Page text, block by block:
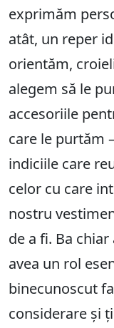
exprimăm
atât, un reper
orientăm,
alegem să le
accesoriile
care le purtăm
indiciile care
celor cu care
nostru
de a fi. Ba
avea un rol
binecunoscut
considerare și